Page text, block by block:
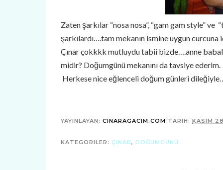
Zaten şarkılar “nosa nosa”, “gam gam style”
şarkılardı….tam mekanın ismine uygun
Çınar çokkkk mutluydu tabii bizde….anne
midir? Doğumgünü mekanını da tavsiye
Herkese nice eğlenceli doğum günleri
YAYINLAYAN: CINARAGACIM.COM TARIH: KASIM
KATEGORILER: ÇINAR, DOĞUMGÜNÜ